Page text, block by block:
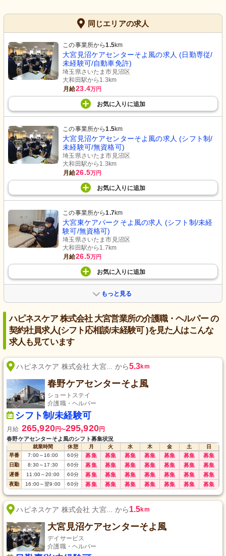
同じエリアの求人
この事業所から1.5km
大宮見沼ケアセンターそよ風の求人 (日勤専従/
未経験可/自動車免許)
埼玉県さいたま市見沼区
大和田駅から1.3km
月給23.4万円
お気に入り に追加
この事業所から1.5km
大宮見沼ケアセンターそよ風の求人 (シフト制/
未経験可/無資格可)
埼玉県さいたま市見沼区
大和田駅から1.3km
月給26.5万円
お気に入り に追加
この事業所から1.7km
大宮東ケアパークそよ風の求人 (シフト制/未経
験可/無資格可)
埼玉県さいたま市見沼区
大和田駅から1.7km
月給26.5万円
お気に入り に追加
もっと見る
ハピネスケア 株式会社 大宮営業所の介護職・ヘルパー の
契約社員求人(シフト応相談/未経験可 )を見た人はこんな
求人も見ています
ハピネスケア 株式会社 大宮... から5.3km
春野ケアセンターそよ風
ショートステイ
介護職・ヘルパー
シフト制/未経験可
月給 265,920円〜295,920円
春野ケアセンターそよ風のシフト募集状況
就業時間 休憩 月 火 水 木 金 土
日
早番
7:00～16:00 60分 募集 募集 募集 募集 募集 募集 募集
日勤 8:30～17:30 60分 募集 募集 募集 募集 募集 募集 募集
遅番 11:00～20:00 60分 募集 募集 募集 募集 募集 募集 募集
夜勤 16:00～翌9:00 60分 募集 募集 募集 募集 募集 募集 募集
ハピネスケア 株式会社 大宮... から1.5km
大宮見沼ケアセンターそよ風
デイサービス
介護職・ヘルパー